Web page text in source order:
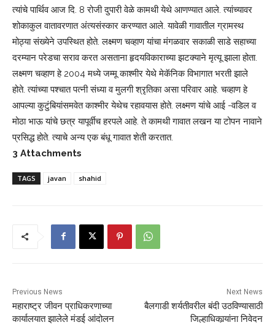
त्यांचे पार्थिव आज दि. 8 रोजी दुपारी वेळे कामथी येथे आणण्यात आले. त्यांच्यावर
शोकाकुल वातावरणात अंत्यसंस्कार करण्यात आले. यावेळी गावातील ग्रामस्थ
मोठ्या संख्येने उपस्थित होते. लक्ष्मण चव्हाण यांचा मंगळवार सकाळी साडे सहाच्या
दरम्यान परेडचा सराव करत असताना हृदयविकाराच्या झटक्याने मृत्यू झाला होता.
लक्ष्मण चव्हाण हे 2004 मध्ये जम्मू काश्मीर येथे मेकॅनिक विभागात भरती झाले
होते. त्यांच्या पश्‍चात पत्नी संध्या व मुलगी श्रृतिका असा परिवार आहे. चव्हाण हे
आपल्या कुटुंबियांसमवेत काश्मीर येथेच रहावयास होते. लक्ष्मण यांचे आई -वडिल व
मोठा भाऊ यांचे छत्र यापूर्वीच हरपले आहे. ते कामथी गावात लखन या टोपन नावाने
प्रसिद्ध होते. त्याचे अन्य एक बंधू गावात शेती करतात.
3 Attachments
TAGS javan shahid
Previous News
महाराष्ट्र जीवन प्राधिकरणाच्या
कार्यालयात झालेले मंडई आंदोलन
Next News
बैलगाडी शर्यतीवरील बंदी उठविण्यासाठी
जिल्हाधिकार्‍यांना निवेदन